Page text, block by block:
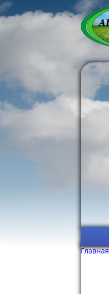
to
content
Главная